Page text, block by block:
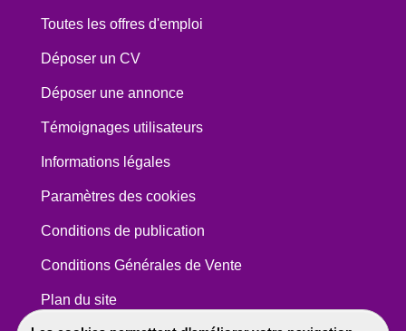
Toutes les offres d'emploi
Déposer un CV
Déposer une annonce
Témoignages utilisateurs
Informations légales
Paramètres des cookies
Conditions de publication
Conditions Générales de Vente
Plan du site